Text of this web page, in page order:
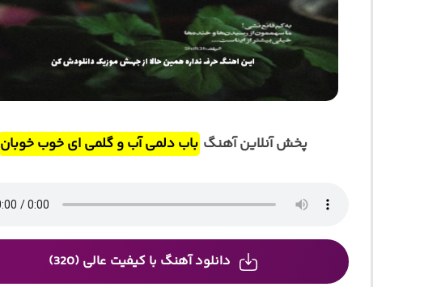
پخش آنلاین آهنگ باب دلمی آب و گلمی ای خوب خوبان
دانلود آهنگ با کیفیت عالی (320)